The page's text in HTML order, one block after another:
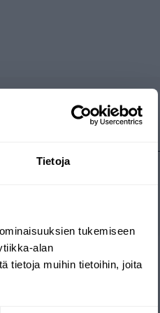
Tietoja
tukemiseen
alan
tietoja muihin tietoihin, joita